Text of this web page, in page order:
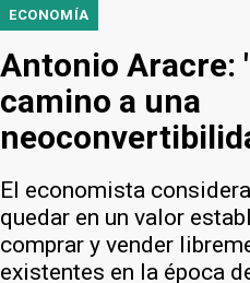
ECONOMÍA
Antonio Aracre:
camino a una
El economista
quedar en un valor
comprar y vender
existentes en la época